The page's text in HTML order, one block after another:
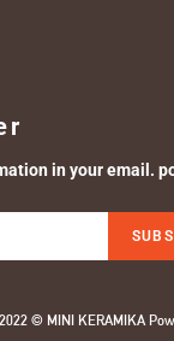
in your email.
© MINI KERAMIKA